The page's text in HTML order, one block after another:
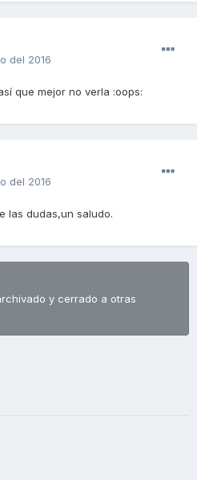
del 2016
que mejor no verla :oops:
del 2016
las dudas,un saludo.
y cerrado a otras